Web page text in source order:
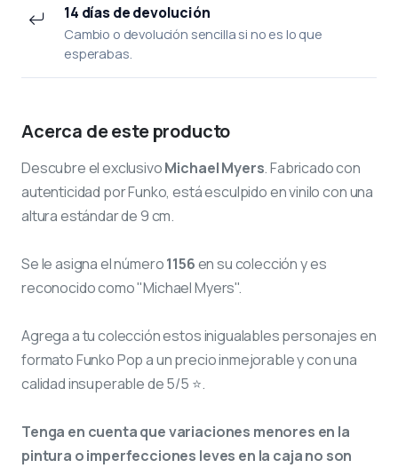
14 días de devolución
Cambio o devolución sencilla si no es lo que
esperabas.
Acerca de este producto
Descubre el exclusivoMichael Myers. Fabricado con
autenticidad por Funko, está esculpido en vinilo con una
altura estándar de 9 cm.
Se le asigna el número1156en su colección y es
reconocido como "Michael Myers".
Agrega a tu colección estos inigualables personajes en
formato Funko Pop a un precio inmejorable y con una
calidad insuperable de 5/5 ⭐.
Tenga en cuenta que variaciones menores en la
pintura o imperfecciones leves en la caja no son